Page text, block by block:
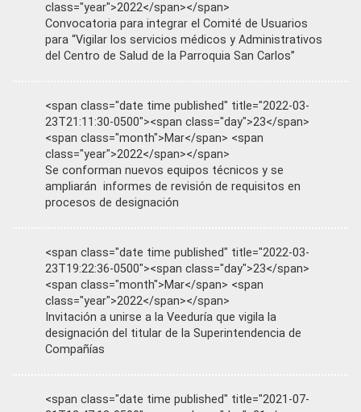
class="year">2022</span></span>
Convocatoria para integrar el Comité de Usuarios
para “Vigilar los servicios médicos y Administrativos
del Centro de Salud de la Parroquia San Carlos”
<span class="date time published" title="2022-03-
23T21:11:30-0500"><span class="day">23</span>
<span class="month">Mar</span> <span
class="year">2022</span></span>
Se conforman nuevos equipos técnicos y se
ampliarán informes de revisión de requisitos en
procesos de designación
<span class="date time published" title="2022-03-
23T19:22:36-0500"><span class="day">23</span>
<span class="month">Mar</span> <span
class="year">2022</span></span>
Invitación a unirse a la Veeduría que vigila la
designación del titular de la Superintendencia de
Compañías
<span class="date time published" title="2021-07-